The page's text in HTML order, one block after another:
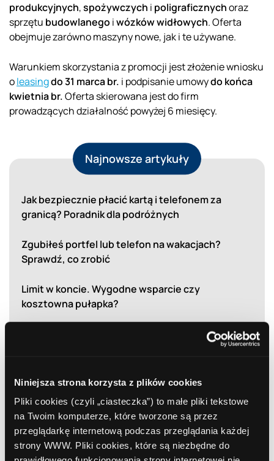
Niniejsza strona korzysta z plików cookies
Pliki cookies (czyli „ciasteczka”) to małe pliki tekstowe
na Twoim komputerze, które tworzone są przez
przeglądarkę internetową podczas przeglądania każdej
strony WWW. Pliki cookies, które są niezbędne do
produkcyjnych,spożywczych i poligraficznychoraz
sprzętu budowlanego iwózków widłowych. Oferta
obejmuje zarówno maszyny nowe, jak i te używane.
Warunkiem skorzystania z promocji jest złożenie wniosku
oleasingdo 31 marca br. i podpisanie umowydo końca
kwietnia br.Oferta skierowana jest do firm
prowadzących działalność powyżej 6 miesięcy.
Najnowsze artykuły
Jak bezpiecznie płacić kartą i telefonem za
granicą? Poradnik dla podróżnych
Zgubiłeś portfel lub telefon na wakacjach?
Sprawdź, co zrobić
Limit w koncie. Wygodne wsparcie czy
kosztowna pułapka?
Bezpieczna bankowość internetowa. Jak chronić
EKUZ bez tajemnic. Co to jest? I dlaczego warto